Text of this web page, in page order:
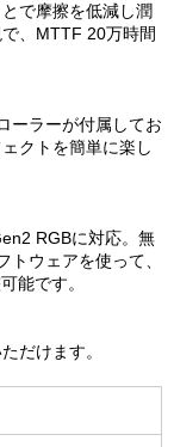
で摩擦を低減し潤
、MTTF 20万時間
ーラーが付属してお
クトを簡単に楽し
RGBに対応。無
ウェアを使って、
能です。
だけます。